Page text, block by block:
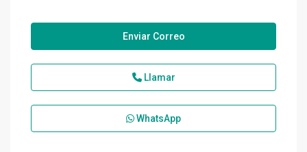
Enviar Correo
Llamar
WhatsApp